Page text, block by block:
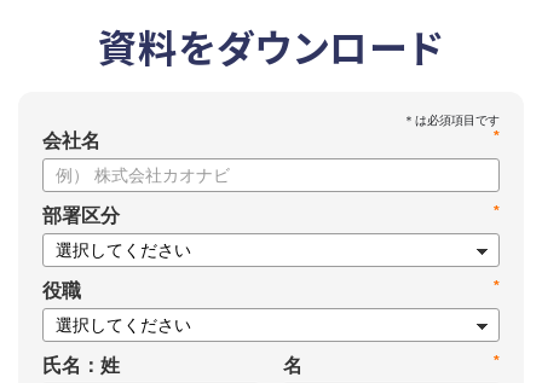
資料をダウンロード
*
会社名
*
部署区分
*
役職
氏名：姓 *
名